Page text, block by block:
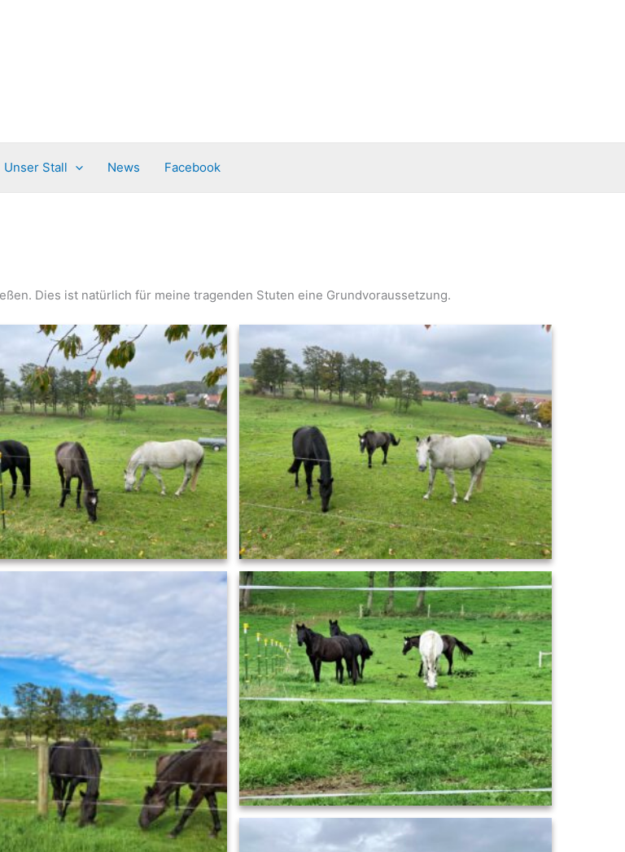
Unser Stall News Facebook
Dies ist natürlich für meine tragenden Stuten eine Grundvoraussetzung.